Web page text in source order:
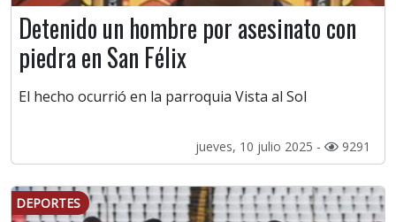
Detenido un hombre por asesinato con
piedra en San Félix
El hecho ocurrió en la parroquia Vista al Sol
jueves, 10 julio 2025 - 9291
DEPORTES